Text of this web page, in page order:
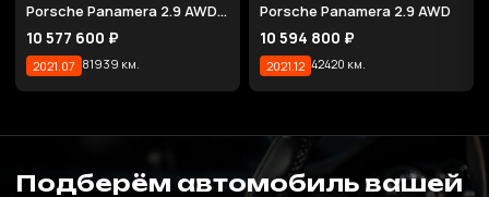
Porsche Panamera 2.9 AWD E-Hybrid
10 577 600 ₽
2021.07 81939 км.
Porsche Panamera 2.9 AWD
10 594 800 ₽
2021.12 42420 км.
Подберём автомобиль вашей